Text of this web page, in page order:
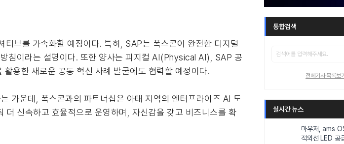
브를 가속화할 예정이다. 특히, SAP는 폭스콘이 완전한 디지털
침이라는 설명이다. 또한 양사는 피지컬 AI(Physical AI), SAP 공
용한 새로운 공동 혁신 사례 발굴에도 협력할 예정이다.
가운데, 폭스콘과의 파트너십은 아태 지역의 엔터프라이즈 AI 도
신속하고 효율적으로 운영하며, 자신감을 갖고 비즈니스를 확
통합검색
전체기사 목록보
실시간 뉴스
마우저, ams
적외선 LED 공